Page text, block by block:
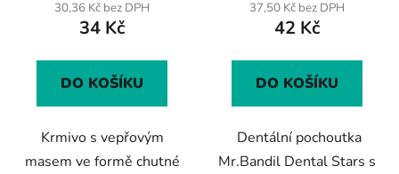
30,36 Kč bez DPH
34 Kč
DO KOŠÍKU
Krmivo s vepřovým
masem ve formě chutné
37,50 Kč bez DPH
42 Kč
DO KOŠÍKU
Dentální pochoutka
Mr.Bandil Dental Stars s